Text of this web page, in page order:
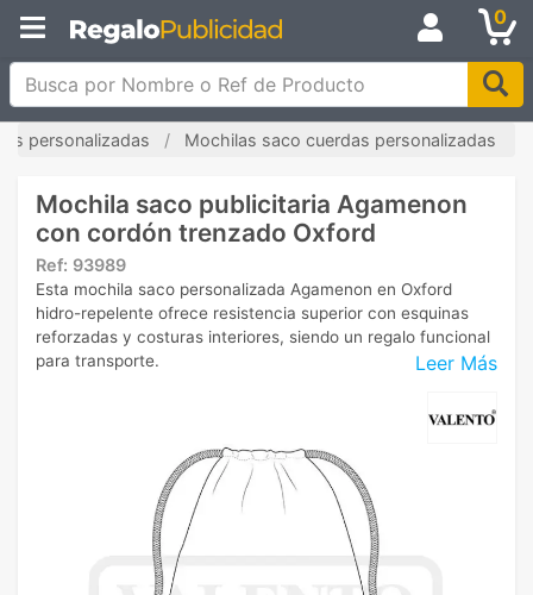
0
Busca por Nombre o Ref de Producto
personalizadas Mochilas saco cuerdas personalizadas
Mochila saco publicitaria Agamenon
con cordón trenzado Oxford
Ref: 93989
Leer Más
Esta mochila saco personalizada Agamenon en Oxford
hidro-repelente ofrece resistencia superior con esquinas
reforzadas y costuras interiores, siendo un regalo funcional
para transporte.